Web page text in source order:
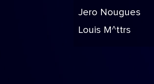
Jero Nougues
Louis M^ttrs